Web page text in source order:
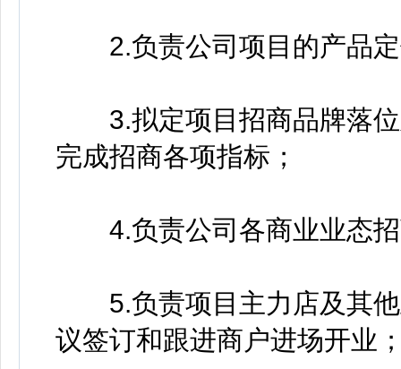
2.负责公司项目的产品定
3.拟定项目招商品牌落位
完成招商各项指标；
4.负责公司各商业业态招
5.负责项目主力店及其他
议签订和跟进商户进场开业